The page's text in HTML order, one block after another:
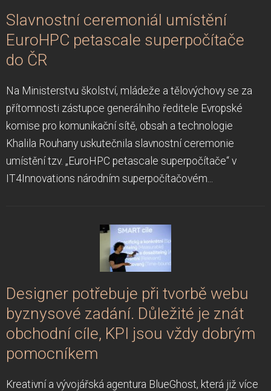
Slavnostní ceremoniál umístění
EuroHPC petascale superpočítače
do ČR
Na Ministerstvu školství, mládeže a tělovýchovy se za
přítomnosti zástupce generálního ředitele Evropské
komise pro komunikační sítě, obsah a technologie
Khalila Rouhany uskutečnila slavnostní ceremonie
umístění tzv. „EuroHPC petascale superpočítače“ v
IT4Innovations národním superpočítačovém...
Designer potřebuje při tvorbě webu
byznysové zadání. Důležité je znát
obchodní cíle, KPI jsou vždy dobrým
pomocníkem
Kreativní a vývojářská agentura BlueGhost, která již více